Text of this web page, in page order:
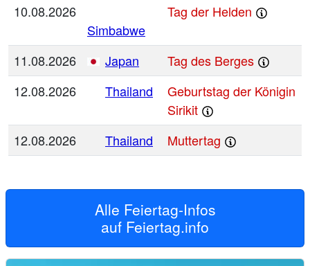
10.08.2026
Simbabwe
Tag der Helden
11.08.2026 Japan
Tag des Berges
12.08.2026
Thailand
Geburtstag der Königin
Sirikit
12.08.2026
Thailand Muttertag
Alle Feiertag-Infos
auf Feiertag.info